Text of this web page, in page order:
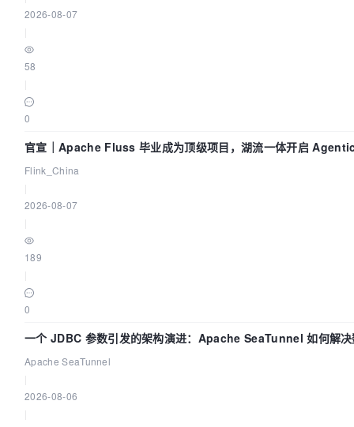
2026-08-07
58
0
官宣｜Apache Fluss 毕业成为顶级项目，湖流一体开启
Flink_China
2026-08-07
189
0
一个 JDBC 参数引发的架构演进：Apache SeaTunnel 如何解
Apache SeaTunnel
2026-08-06